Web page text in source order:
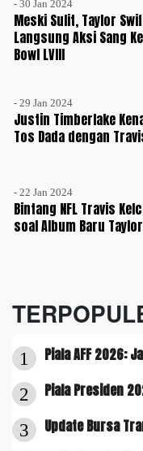
- 30 Jan 2024
Meski Sulit, Taylor
Langsung Aksi Sang
Bowl LVIII
- 29 Jan 2024
Justin Timberlake
Tos Dada dengan
- 22 Jan 2024
Bintang NFL Travis
soal Album Baru
1 Piala AFF 2026:
2 Piala Presiden
3 Update Bursa